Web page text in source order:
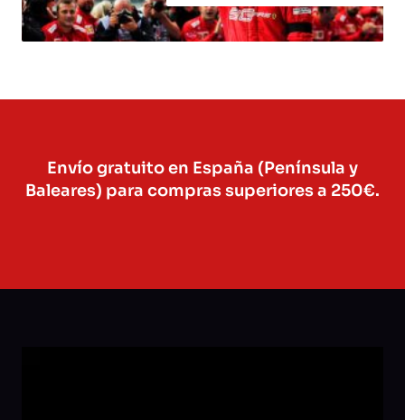
Envío gratuito en España (Península y
Baleares) para compras superiores a 250€.